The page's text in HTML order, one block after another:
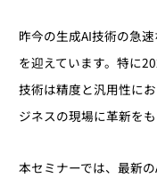
昨今の生成AI技術の急
を迎えています。特に
技術は精度と汎用性に
ジネスの現場に革新をも
本セミナーでは、最新